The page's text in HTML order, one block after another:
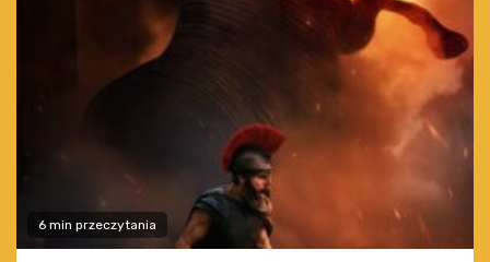
6 min przeczytania